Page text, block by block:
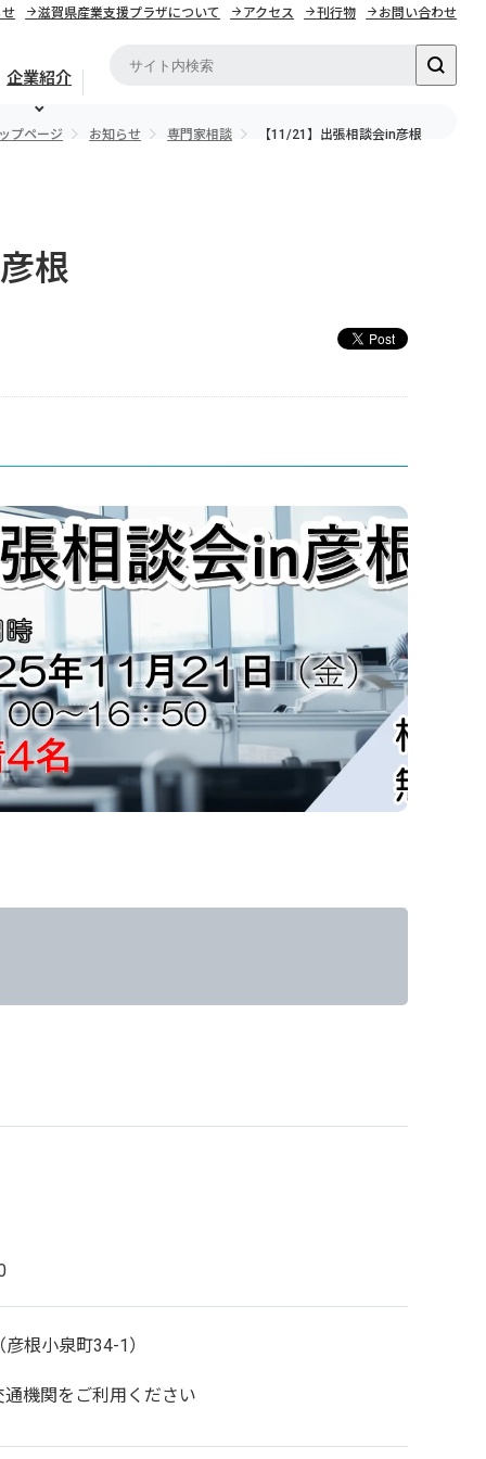
企業紹介
滋賀県産業支援プラザについて アクセス 刊行物 お問い合わせ
プページ お知らせ 専門家相談 【11/21】出張相談会in彦根
根
彦根小泉町34-1）
機関をご利用ください